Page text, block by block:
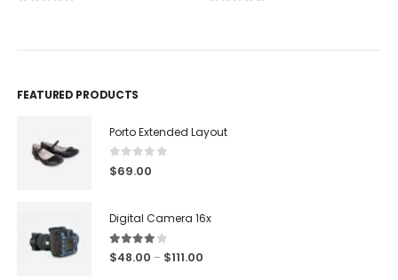
FEATURED PRODUCTS
Porto Extended Layout
0 out of 5
$69.00
Digital Camera 16x
4.00out of 5
$48.00 – $111.00